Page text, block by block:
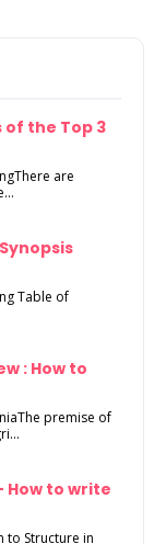
of the Top 3
are
Table of
: How to
premise of
How to write
to Structure in